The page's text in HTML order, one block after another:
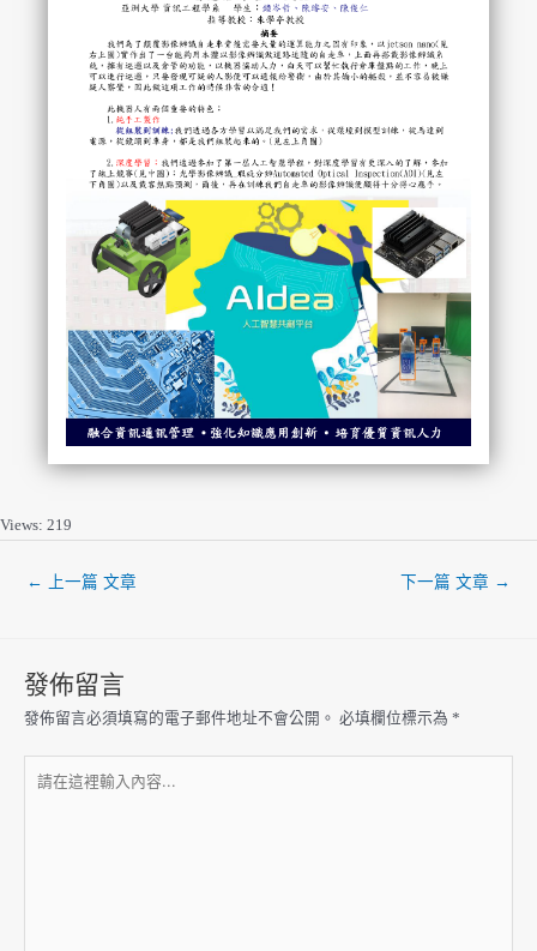
Views: 219
← 上一篇 文章 下一篇 文章 →
發佈留言
發佈留言必須填寫的電子郵件地址不會公開。 必填欄位標示為 *